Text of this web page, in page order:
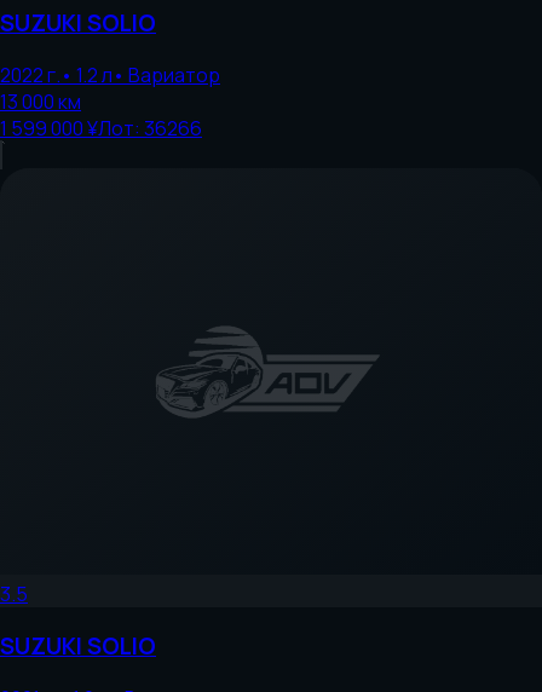
SUZUKISOLIO
2022г.• 1.2л• Вариатор
13 000км
1 599 000 ¥Лот: 36266
3.5
SUZUKISOLIO